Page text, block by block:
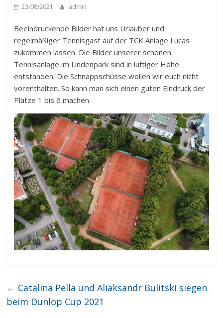
23/08/2021 admin
Beeindruckende Bilder hat uns Urlauber und
regelmäßiger Tennisgast auf der TCK Anlage Lucas
zukommen lassen. Die Bilder unserer schönen
Tennisanlage im Lindenpark sind in luftiger Höhe
entstanden. Die Schnappschüsse wollen wir euch nicht
vorenthalten. So kann man sich einen guten Eindruck der
Plätze 1 bis 6 machen.
← Catalina Pella und Aliaksandr Bulitski siegen
beim Dunlop Cup 2021